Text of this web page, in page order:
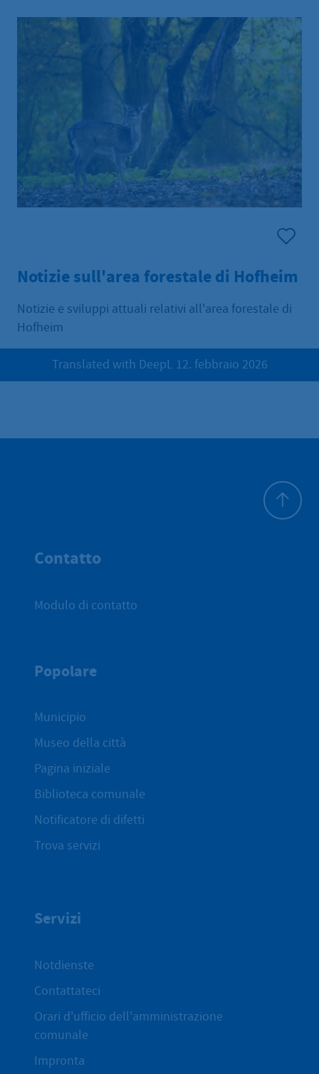
quercia.
Notizie sull'area forestale di Hofheim
Notizie e sviluppi attuali relativi all'area forestale di
Hofheim
Translated with DeepL 12. febbraio 2026
Contatto
Modulo di contatto
Popolare
Municipio
Museo della città
Pagina iniziale
Biblioteca comunale
Notificatore di difetti
Trova servizi
Servizi
Notdienste
Contattateci
Orari d'ufficio dell'amministrazione
comunale
Impronta